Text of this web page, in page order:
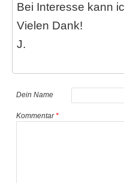
Bei Interesse kann
Vielen Dank!
J.
Dein Name
Kommentar*